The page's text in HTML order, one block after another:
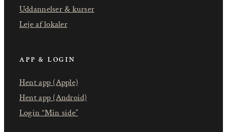
Uddannelser & kurser
Leje af lokaler
APP & LOGIN
Hent app (Apple)
Hent app (Android)
Login “Min side”